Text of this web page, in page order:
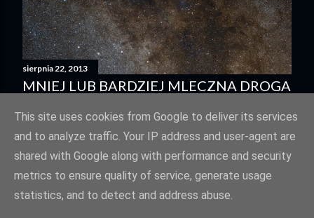
sierpnia 22, 2013
MNIEJ LUB BARDZIEJ MLECZNA DROGA
Obsługiwane przez usługę Blogger
This site uses cookies from Google to deliver its services
and to analyze traffic. Your IP address and user-agent are
shared with Google along with performance and security
metrics to ensure quality of service, generate usage
statistics, and to detect and address abuse.